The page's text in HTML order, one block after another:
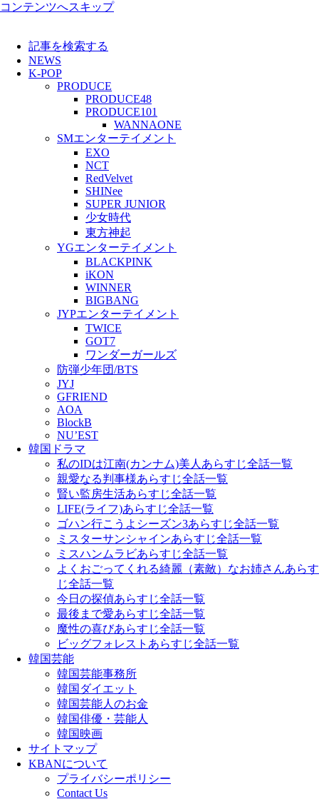
コンテンツへスキップ
記事を検索する
NEWS
K-POP
PRODUCE
PRODUCE48
PRODUCE101
WANNAONE
SMエンターテイメント
EXO
NCT
RedVelvet
SHINee
SUPER JUNIOR
少女時代
東方神起
YGエンターテイメント
BLACKPINK
iKON
WINNER
BIGBANG
JYPエンターテイメント
TWICE
GOT7
ワンダーガールズ
防弾少年団/BTS
JYJ
GFRIEND
AOA
BlockB
NU’EST
韓国ドラマ
私のIDは江南(カンナム)美人あらすじ全話一覧
親愛なる判事様あらすじ全話一覧
賢い監房生活あらすじ全話一覧
LIFE(ライフ)あらすじ全話一覧
ゴハン行こうよシーズン3あらすじ全話一覧
ミスターサンシャインあらすじ全話一覧
ミスハンムラビあらすじ全話一覧
よくおごってくれる綺麗（素敵）なお姉さんあらす
じ全話一覧
今日の探偵あらすじ全話一覧
最後まで愛あらすじ全話一覧
魔性の喜びあらすじ全話一覧
ビッグフォレストあらすじ全話一覧
韓国芸能
韓国芸能事務所
韓国ダイエット
韓国芸能人のお金
韓国俳優・芸能人
韓国映画
サイトマップ
KBANについて
プライバシーポリシー
Contact Us